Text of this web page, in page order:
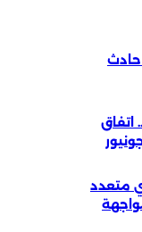
15 في حادث
اتفاق
متعدد